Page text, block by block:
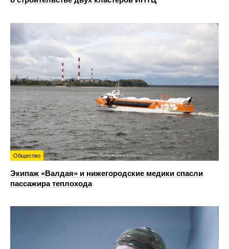
Общество
Экипаж «Валдая» и нижегородские медики спасли
пассажира теплохода